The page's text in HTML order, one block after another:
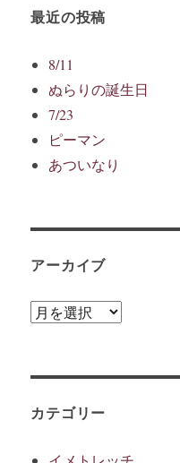
最近の投稿
8/11
ぬらりの誕生日
7/23
ピーマン
あついなり
アーカイブ
ア
ブ
カテゴリー